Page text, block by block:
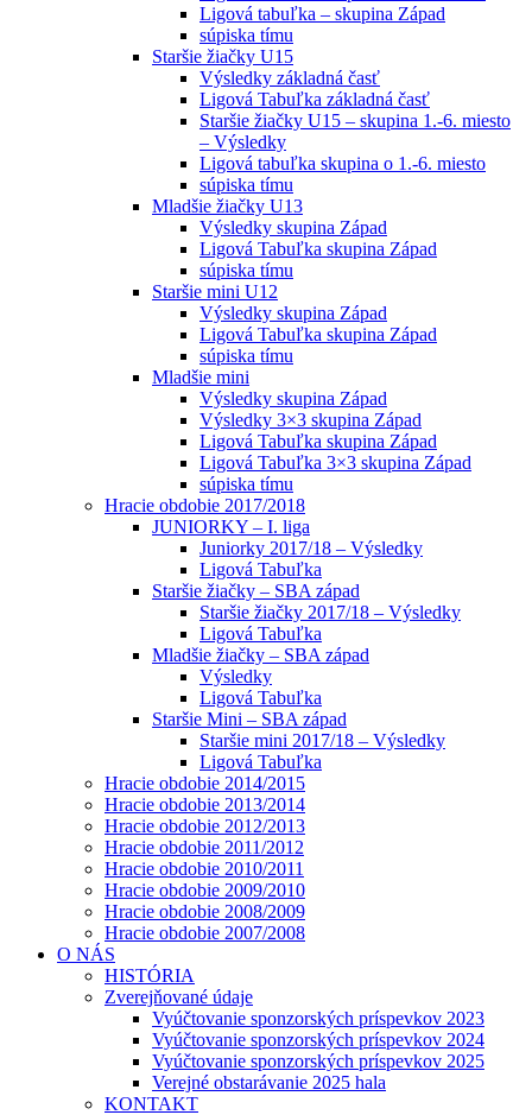
Ligová tabuľka – skupina Západ
súpiska tímu
Staršie žiačky U15
Výsledky základná časť
Ligová Tabuľka základná časť
Staršie žiačky U15 – skupina 1.-6. miesto
– Výsledky
Ligová tabuľka skupina o 1.-6. miesto
súpiska tímu
Mladšie žiačky U13
Výsledky skupina Západ
Ligová Tabuľka skupina Západ
súpiska tímu
Staršie mini U12
Výsledky skupina Západ
Ligová Tabuľka skupina Západ
súpiska tímu
Mladšie mini
Výsledky skupina Západ
Výsledky 3×3 skupina Západ
Ligová Tabuľka skupina Západ
Ligová Tabuľka 3×3 skupina Západ
súpiska tímu
Hracie obdobie 2017/2018
JUNIORKY – I. liga
Juniorky 2017/18 – Výsledky
Ligová Tabuľka
Staršie žiačky – SBA západ
Staršie žiačky 2017/18 – Výsledky
Ligová Tabuľka
Mladšie žiačky – SBA západ
Výsledky
Ligová Tabuľka
Staršie Mini – SBA západ
Staršie mini 2017/18 – Výsledky
Ligová Tabuľka
Hracie obdobie 2014/2015
Hracie obdobie 2013/2014
Hracie obdobie 2012/2013
Hracie obdobie 2011/2012
Hracie obdobie 2010/2011
Hracie obdobie 2009/2010
Hracie obdobie 2008/2009
Hracie obdobie 2007/2008
O NÁS
HISTÓRIA
Zverejňované údaje
Vyúčtovanie sponzorských príspevkov 2023
Vyúčtovanie sponzorských príspevkov 2024
Vyúčtovanie sponzorských príspevkov 2025
Verejné obstarávanie 2025 hala
KONTAKT